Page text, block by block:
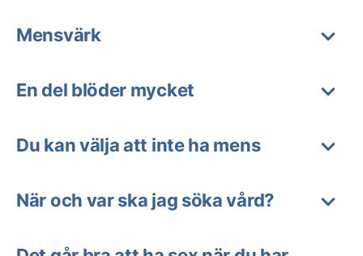
Mensvärk
En del blöder mycket
Du kan välja att inte ha mens
När och var ska jag söka vård?